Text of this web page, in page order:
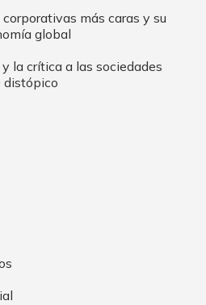
más caras y su
global
la crítica a las sociedades
distópico